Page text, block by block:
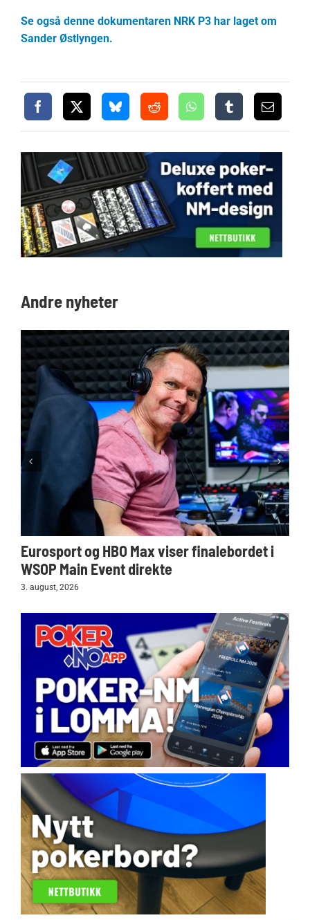
Se også denne dokumentaren NRK P3 har laget om
Sander Østlyngen.
Andre nyheter
Eurosport og HBO Max viser finalebordet i
WSOP Main Event direkte
3. august, 2026